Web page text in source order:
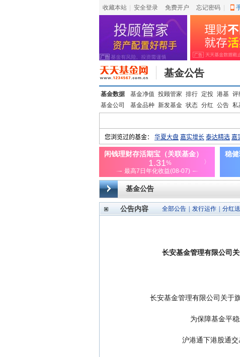
收藏本站 安全登录 免费开户 忘记密码
基金公告
基金数据 基金净值 投顾管家 排行 定投 港基 评
基金公司
基金品种 新发基金 状态 分红 公告 私
基金公告
公告内容 全部公告 发行运作 分红
长安基金管理有限公司
长安基金管理有限公司关于
沪